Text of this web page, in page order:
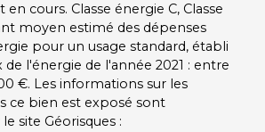
cours. Classe énergie C, Classe
moyen estimé des dépenses
pour un usage standard, établi
de l'énergie de l'année 2021 : entre
€. Les informations sur les
ce bien est exposé sont
site Géorisques :